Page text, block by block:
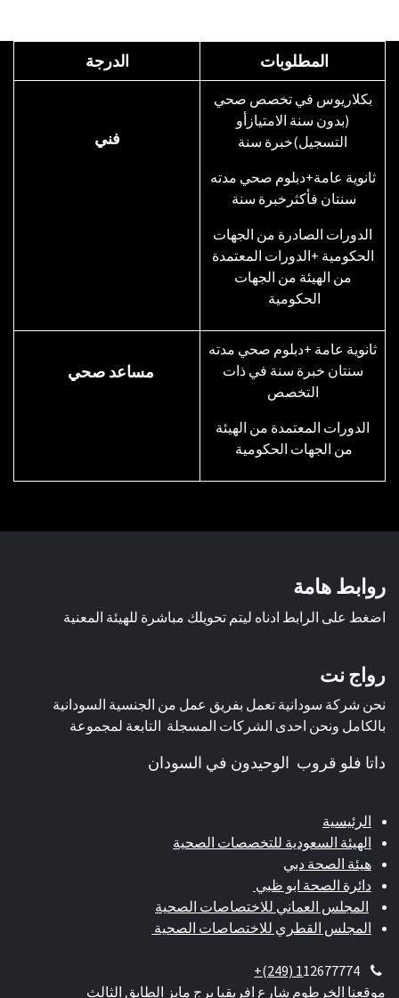
المطلوبات الدرجة
بكلاريوس في تخصص صحي
(بدون سنة الامتيازأو
التسجيل)خبرة سنة
ثانوية عامة+دبلوم صحي مدته
سنتان فأكثرخبرة سنة
الدورات الصادرة من الجهات
الحكومية +الدورات المعتمدة
من الهيئة من الجهات
الحكومية
فني
ثانوية عامة +دبلوم صحي مدته
سنتان خبرة سنة في ذات
التخصص
الدورات المعتمدة من الهيئة
من الجهات الحكومية
مساعد صحي
روابط هامة
اضغط على الرابط ادناه ليتم تحويلك مباشرة للهيئة المعنية
رواج نت
نحن شركة سودانية تعمل بفريق عمل من الجنسية السودانية
بالكامل ونحن احدى الشركات المسجلة التابعة لمجموعة
داتا فلو قروب الوحيدون في السودان
الرئيسية
الهيئة السعودية للتخصصات الصحية
هيئة الصحة دبي
دائرة الصحة ابو ظبي
المجلس العماني للاختصاصات الصحية
المجلس القطري للاختصاصات الصحية
+(249) 112677774
موقعنا الخرطوم شارع افريقيا برج مايز الطابق الثالث